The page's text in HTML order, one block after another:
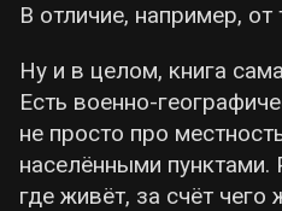
В отличие, например,
Ну и в целом, книга
Есть военно-
не просто про
населёнными пунктами.
где живёт, за счёт чего